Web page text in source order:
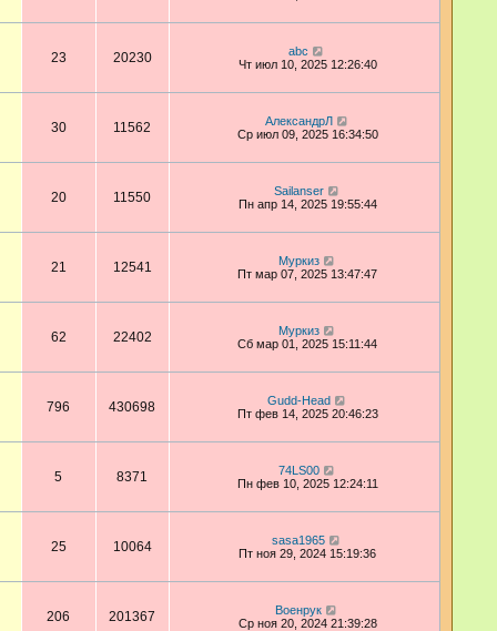
23 20230
abc
Чт июл 10, 2025 12:26:40
30 11562
АлександрЛ
Ср июл 09, 2025 16:34:50
20 11550
Sailanser
Пн апр 14, 2025 19:55:44
21 12541
Муркиз
Пт мар 07, 2025 13:47:47
62 22402
Муркиз
Сб мар 01, 2025 15:11:44
796 430698
Gudd-Head
Пт фев 14, 2025 20:46:23
5 8371
74LS00
Пн фев 10, 2025 12:24:11
25 10064
sasa1965
Пт ноя 29, 2024 15:19:36
206 201367
Военрук
Ср ноя 20, 2024 21:39:28